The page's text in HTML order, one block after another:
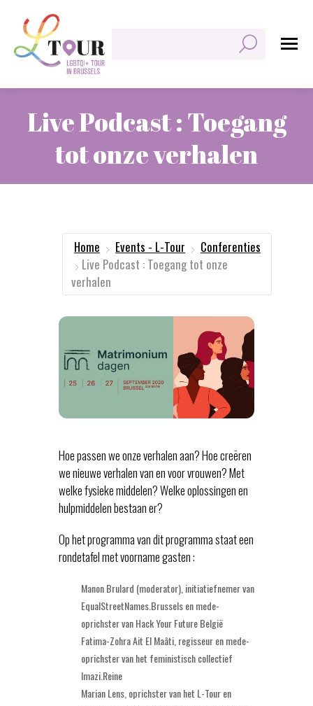
Live Podcast : Toegang
tot onze verhalen
Home Events - L-Tour
Conferenties
Live Podcast : Toegang tot onze
verhalen
Hoe passen we onze verhalen aan? Hoe creëren
we nieuwe verhalen van en voor vrouwen? Met
welke fysieke middelen? Welke oplossingen en
hulpmiddelen bestaan er?
Op het programma van dit programma staat een
rondetafel met voorname gasten :
Manon Brulard (moderator), initiatiefnemer van
EqualStreetNames.Brussels en mede-
oprichster van Hack Your Future België
Fatima-Zohra Ait El Maâti, regisseur en mede-
oprichster van het feministisch collectief
Imazi.Reine
Marian Lens, oprichster van het L-Tour en